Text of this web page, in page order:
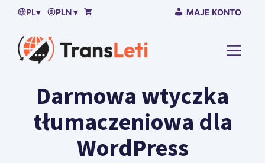
Przejdź
treści
PL▾ PLN ▾ MAJE KONTO
MENU
Darmowa wtyczka
tłumaczeniowa dla
WordPress